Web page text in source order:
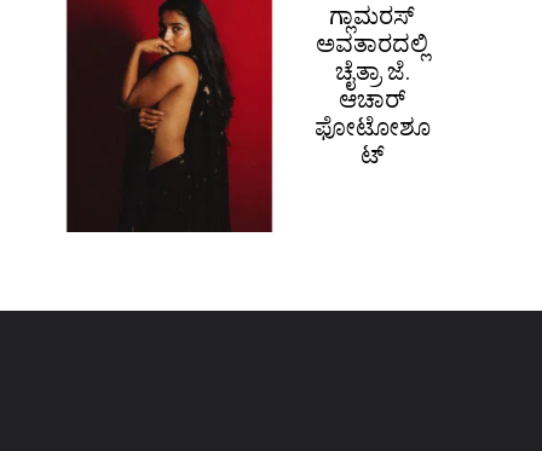
ಗ್ಲಾಮರಸ್
ಅವತಾರದಲ್ಲಿ
ಚೈತ್ರಾ ಜೆ.
ಆಚಾರ್
ಫೋಟೋಶೂ
ಟ್